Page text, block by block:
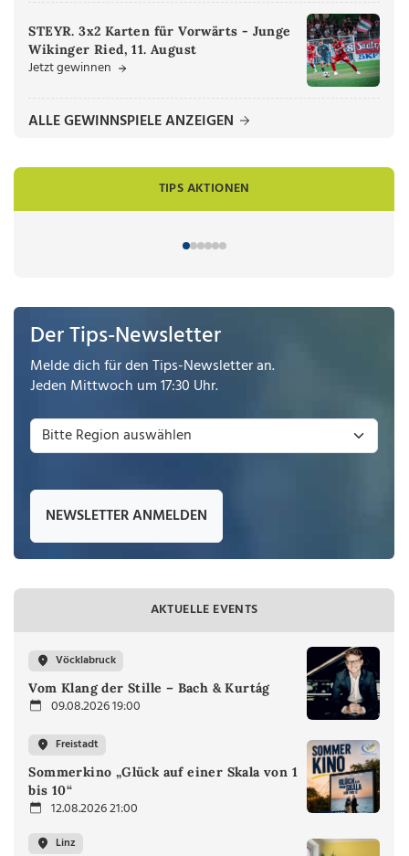
STEYR. 3x2 Karten für Vorwärts - Junge
Wikinger Ried, 11. August
Jetzt gewinnen
ALLE GEWINNSPIELE ANZEIGEN
TIPS AKTIONEN
Der Tips-Newsletter
Melde dich für den Tips-Newsletter an.
Jeden Mittwoch um 17:30 Uhr.
NEWSLETTER ANMELDEN
AKTUELLE EVENTS
Vöcklabruck
Vom Klang der Stille – Bach & Kurtág
09.08.2026 19:00
Freistadt
Sommerkino „Glück auf einer Skala von 1
bis 10“
12.08.2026 21:00
Linz